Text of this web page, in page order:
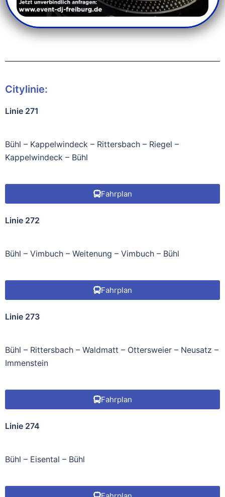
Citylinie:
Linie 271
Bühl – Kappelwindeck – Rittersbach – Riegel –
Kappelwindeck – Bühl
Fahrplan
Linie 272
Bühl – Vimbuch – Weitenung – Vimbuch – Bühl
Fahrplan
Linie 273
Bühl – Rittersbach – Waldmatt – Ottersweier – Neusatz –
Immenstein
Fahrplan
Linie 274
Bühl – Eisental – Bühl